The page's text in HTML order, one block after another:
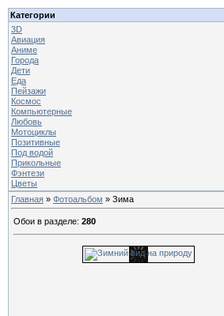
Категории
3D
Авиация
Аниме
Города
Дети
Еда
Пейзажи
Космос
Компьютерные
Любовь
Мотоциклы
Позитивные
Под водой
Прикольные
Фэнтези
Цветы
Главная » Фотоальбом » Зима
Обои в разделе: 280